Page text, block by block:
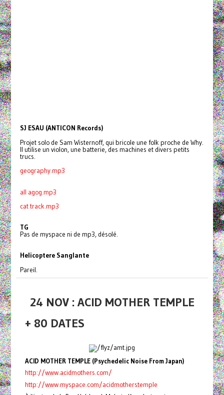
SJ ESAU (ANTICON Records)
Projet solo de Sam Wisternoff, qui bricole une folk proche de Why.
Il utilise un violon, une batterie, des machines et divers petits
trucs.
geography.mp3
all agog.mp3
cat track.mp3
TG
Pas de myspace ni de mp3, désolé.
Helicoptere Sanglante
Pareil.
24 NOV : ACID MOTHER TEMPLE
+ 80 DATES
ACID MOTHER TEMPLE (Psychedelic Noise From Japan)
http://www.acidmothers.com/
http://www.myspace.com/acidmotherstemple